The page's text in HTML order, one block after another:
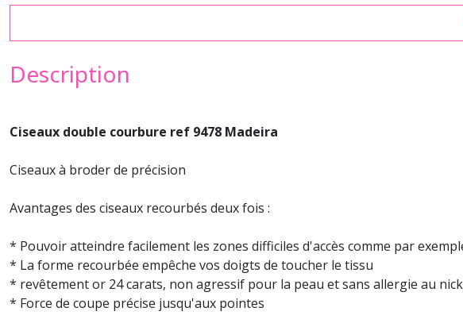
Description
Ciseaux double courbure ref 9478 Madeira
Ciseaux à broder de précision
Avantages des ciseaux recourbés deux fois :
* Pouvoir atteindre facilement les zones difficiles d'accès comme par
* La forme recourbée empêche vos doigts de toucher le tissu
* revêtement or 24 carats, non agressif pour la peau et sans allergie au
* Force de coupe précise jusqu'aux pointes